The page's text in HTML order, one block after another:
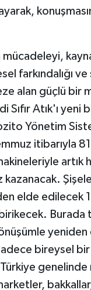
mücadeleyi,
farkındalığı
alan güçlü bir
Sıfır Atık'ı yeni
Yönetim
itibarıyla
artık
kazanacak.
elde edilecek
Burada
yeniden
bireysel
genelinde